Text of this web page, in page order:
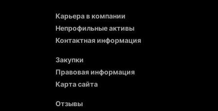
Карьера в компании
Непрофильные активы
Контактная информация
Закупки
Правовая информация
Карта сайта
Отзывы